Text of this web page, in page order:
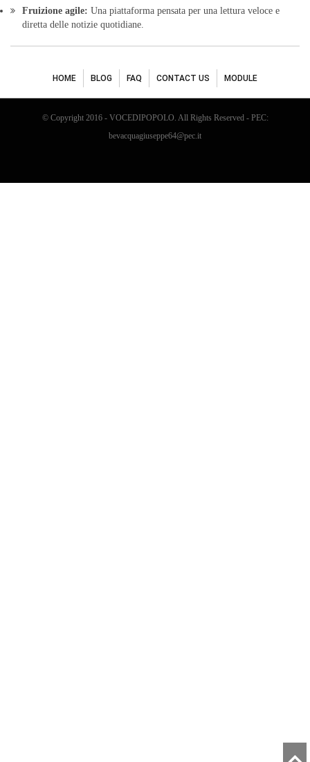
Fruizione agile: Una piattaforma pensata per una lettura veloce e
diretta delle notizie quotidiane.
HOME BLOG FAQ CONTACT US MODULE
© Copyright 2016 - VOCEDIPOPOLO. All Rights Reserved - PEC:
bevacquagiuseppe64@pec.it